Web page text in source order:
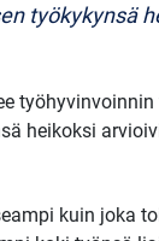
työkykynsä
heikoksi
kuin joka